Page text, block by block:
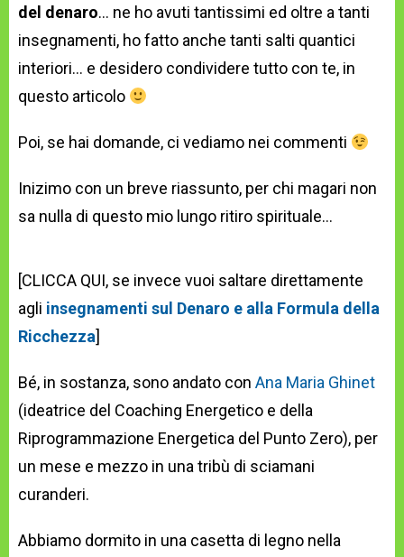
del denaro… ne ho avuti tantissimi ed oltre a tanti
insegnamenti, ho fatto anche tanti salti quantici
interiori… e desidero condividere tutto con te, in
questo articolo
Poi, se hai domande, ci vediamo nei commenti
Inizimo con un breve riassunto, per chi magari non
sa nulla di questo mio lungo ritiro spirituale…
[CLICCA QUI, se invece vuoi saltare direttamente
agli insegnamenti sul Denaro e alla Formula della
Ricchezza]
Bé, in sostanza, sono andato con Ana Maria Ghinet
(ideatrice del Coaching Energetico e della
Riprogrammazione Energetica del Punto Zero), per
un mese e mezzo in una tribù di sciamani
curanderi.
Abbiamo dormito in una casetta di legno nella